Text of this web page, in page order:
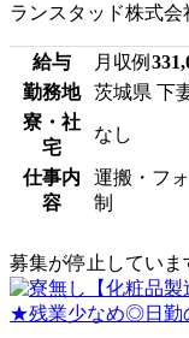
ランスタッド株式会
給与 月収例
勤務地
茨城県 下
寮・社
宅
なし
仕事内
容
運搬・フ
制
募集が停止していま